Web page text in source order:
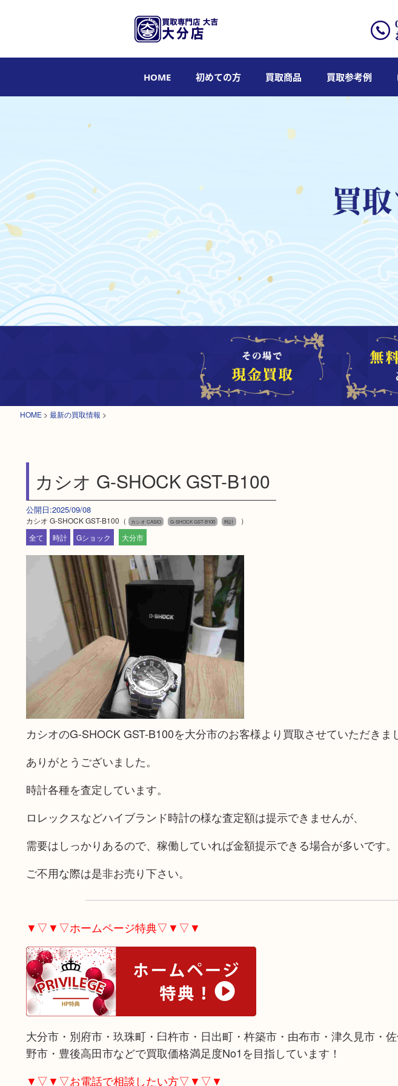
HOME 初めての方 買取商品 買取参考例
HOME > 最新の買取情報 >
カシオ G-SHOCK GST-B100
公開日:2025/09/08
カシオ G-SHOCK GST-B100（ カシオ CASIO G-SHOCK GST-B100 時計
）
全て
時計 Gショック 大分市
カシオのG-SHOCK GST-B100を大分市のお客様より買取させていただきま
ありがとうございました。
時計各種を査定しています。
ロレックスなどハイブランド時計の様な査定額は提示できませんが、
需要はしっかりあるので、稼働していれば金額提示できる場合が多いです。
ご不用な際は是非お売り下さい。
▼▽▼▽ホームページ特典▽▼▽▼
大分市・別府市・玖珠町・臼杵市・日出町・杵築市・由布市・津久見市・
野市・豊後高田市などで買取価格満足度No1を目指しています！
▼▽▼▽お電話で相談したい方▽▼▽▼